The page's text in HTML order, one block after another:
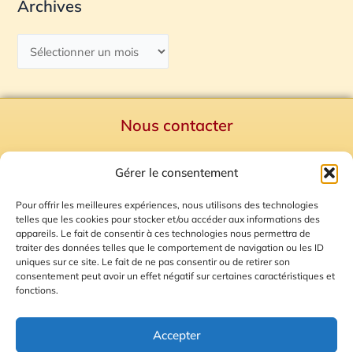
Gérer le consentement
Pour offrir les meilleures expériences, nous utilisons des technologies
telles que les cookies pour stocker et/ou accéder aux informations des
appareils. Le fait de consentir à ces technologies nous permettra de
traiter des données telles que le comportement de navigation ou les ID
uniques sur ce site. Le fait de ne pas consentir ou de retirer son
consentement peut avoir un effet négatif sur certaines caractéristiques et
fonctions.
Accepter
Archives
Nous contacter
Mentions Légales
Plan du site
Gestion des Cookies